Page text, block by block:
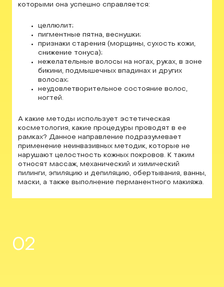
которыми она успешно справляется:
целлюлит;
пигментные пятна, веснушки;
признаки старения (морщины, сухость кожи,
снижение тонуса);
нежелательные волосы на ногах, руках, в зоне
бикини, подмышечных впадинах и других
волосах;
неудовлетворительное состояние волос,
ногтей.
А какие методы использует эстетическая
косметология, какие процедуры проводят в ее
рамках? Данное направление подразумевает
применение неинвазивных методик, которые не
нарушают целостность кожных покровов. К таким
относят массаж, механический и химический
пилинги, эпиляцию и депиляцию, обертывания, ванны,
маски, а также выполнение перманентного макияжа.
02